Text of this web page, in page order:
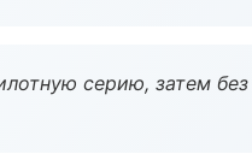
серию, затем